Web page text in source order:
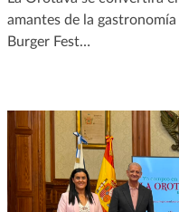
amantes de la
Burger Fest…